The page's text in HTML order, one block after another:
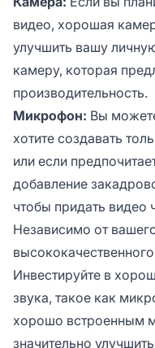
видео, хорошая
улучшить вашу
камеру, которая
производительность.
Микрофон: Вы
хотите создавать
или если
добавление
чтобы придать видео
Независимо от
Инвестируйте в
звука, такое как
хорошо встроенным
значительно